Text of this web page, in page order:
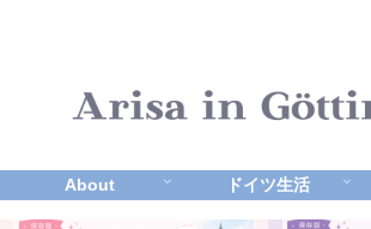
About ドイツ生活